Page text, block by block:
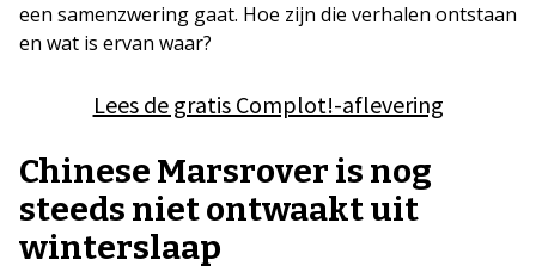
een samenzwering gaat. Hoe zijn die verhalen ontstaan
en wat is ervan waar?
Lees de gratis Complot!-aflevering
Chinese Marsrover is nog
steeds niet ontwaakt uit
winterslaap